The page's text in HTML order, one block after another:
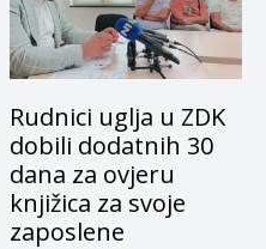
Rudnici uglja u ZDK
dobili dodatnih 30
dana za ovjeru
knjižica za svoje
zaposlene